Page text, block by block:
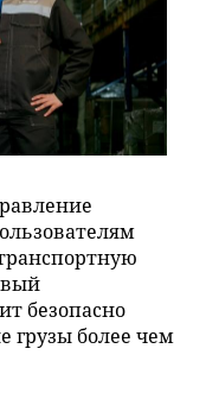
безопасно
грузы более чем